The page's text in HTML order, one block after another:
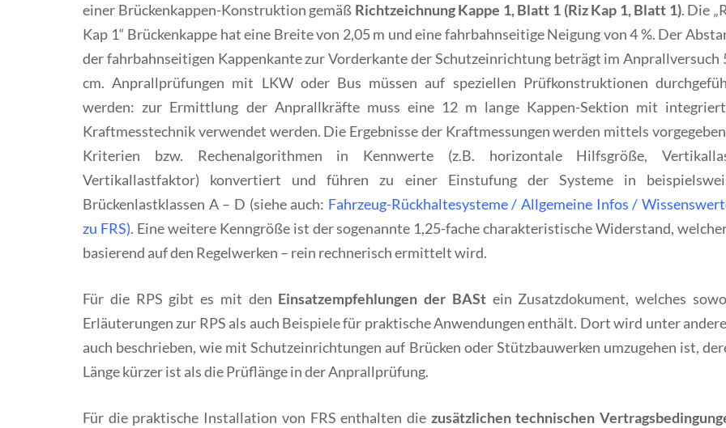
einer Brückenkappen-Konstruktion gemäß Richtzeichnung Kappe 1, Blatt 1 (Riz Kap 1, Blatt 1). Die
Kap 1“ Brückenkappe hat eine Breite von 2,05 m und eine fahrbahnseitige Neigung von 4 %. Der
der fahrbahnseitigen Kappenkante zur Vorderkante der Schutzeinrichtung beträgt im Anprallversuch
cm. Anprallprüfungen mit LKW oder Bus müssen auf speziellen Prüfkonstruktionen
werden: zur Ermittlung der Anprallkräfte muss eine 12 m lange Kappen-Sektion mit
Kraftmesstechnik verwendet werden. Die Ergebnisse der Kraftmessungen werden mittels
Kriterien bzw. Rechenalgorithmen in Kennwerte (z.B. horizontale Hilfsgröße,
Vertikallastfaktor) konvertiert und führen zu einer Einstufung der Systeme in
Brückenlastklassen A – D (siehe auch: Fahrzeug-Rückhaltesysteme / Allgemeine Infos /
zu FRS). Eine weitere Kenngröße ist der sogenannte 1,25-fache charakteristische Widerstand,
basierend auf den Regelwerken – rein rechnerisch ermittelt wird.
Für die RPS gibt es mit den Einsatzempfehlungen der BAStein Zusatzdokument, welches
Erläuterungen zur RPS als auch Beispiele für praktische Anwendungen enthält. Dort wird unter
auch beschrieben, wie mit Schutzeinrichtungen auf Brücken oder Stützbauwerken umzugehen ist,
Länge kürzer ist als die Prüflänge in der Anprallprüfung.
Für die praktische Installation von FRS enthalten die zusätzlichen technischen